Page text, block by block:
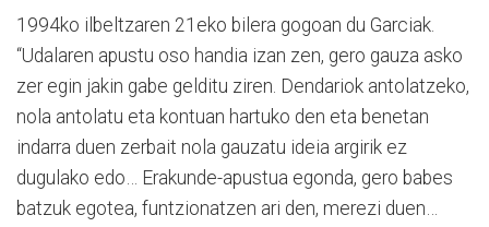
1994ko ilbeltzaren 21eko bilera gogoan du Garciak.
“Udalaren apustu oso handia izan zen, gero gauza asko
zer egin jakin gabe gelditu ziren. Dendariok antolatzeko,
nola antolatu eta kontuan hartuko den eta benetan
indarra duen zerbait nola gauzatu ideia argirik ez
dugulako edo… Erakunde-apustua egonda, gero babes
batzuk egotea, funtzionatzen ari den, merezi duen…